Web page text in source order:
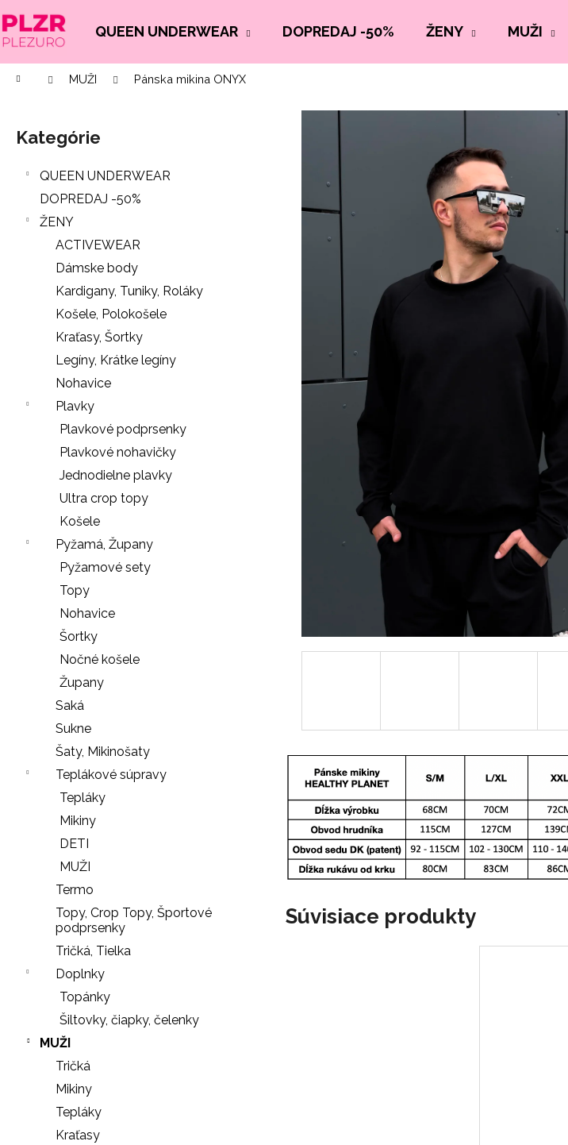
na
obsah
QUEEN UNDERWEAR DOPREDAJ -50% ŽENY MUŽI
Domov MUŽI Pánska mikina ONYX
Preskočiť
kategórie
Kategórie
QUEEN UNDERWEAR
DOPREDAJ -50%
ŽENY
ACTIVEWEAR
Dámske body
Kardigany, Tuniky, Roláky
Košele, Polokošele
Kraťasy, Šortky
Legíny, Krátke legíny
Nohavice
Plavky
Plavkové podprsenky
Plavkové nohavičky
Jednodielne plavky
Ultra crop topy
Košele
Pyžamá, Župany
Pyžamové sety
Topy
Nohavice
Šortky
Nočné košele
Župany
Saká
Sukne
Šaty, Mikinošaty
Teplákové súpravy
Tepláky
Mikiny
DETI
MUŽI
Termo
Topy, Crop Topy, Športové
podprsenky
Tričká, Tielka
Doplnky
Topánky
Šiltovky, čiapky, čelenky
MUŽI
Tričká
Mikiny
Tepláky
Kraťasy
Súvisiace produkty
K
o
š
Späť
do
obchodu
Späť
do
obchodu
Č
p
e
á
HĽADAŤ
NOHAVIČKY
7
SŤAHOVACIE
NOHAVIČKY
BLACK
18
PODPRSENKA
SEAMLESS
PINK
11
€